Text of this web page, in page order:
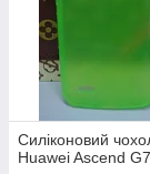
Силіконовий
Huawei Ascend